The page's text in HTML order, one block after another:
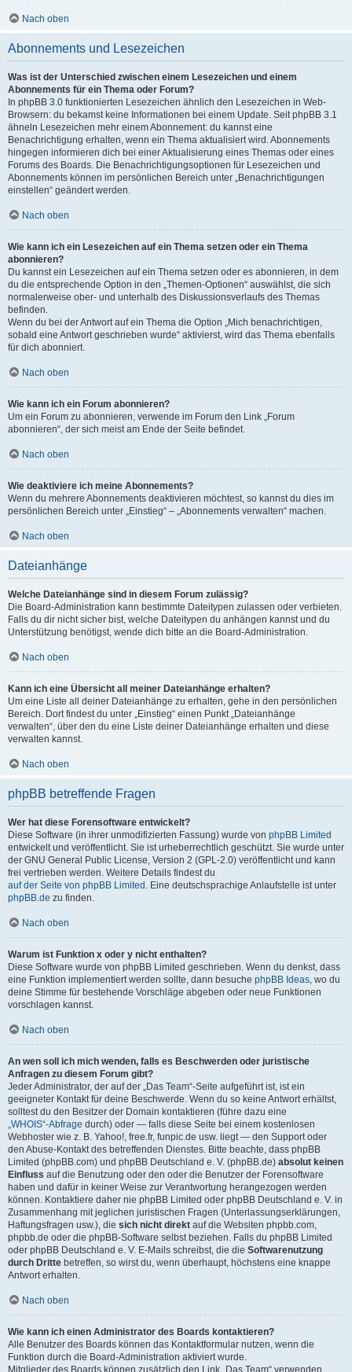
Nach oben
Abonnements und Lesezeichen
Was ist der Unterschied zwischen einem Lesezeichen und einem
Abonnements für ein Thema oder Forum?
In phpBB 3.0 funktionierten Lesezeichen ähnlich den Lesezeichen in Web-
Browsern: du bekamst keine Informationen bei einem Update. Seit phpBB 3.1
ähneln Lesezeichen mehr einem Abonnement: du kannst eine
Benachrichtigung erhalten, wenn ein Thema aktualisiert wird. Abonnements
hingegen informieren dich bei einer Aktualisierung eines Themas oder eines
Forums des Boards. Die Benachrichtigungsoptionen für Lesezeichen und
Abonnements können im persönlichen Bereich unter „Benachrichtigungen
einstellen“ geändert werden.
Nach oben
Wie kann ich ein Lesezeichen auf ein Thema setzen oder ein Thema
abonnieren?
Du kannst ein Lesezeichen auf ein Thema setzen oder es abonnieren, in dem
du die entsprechende Option in den „Themen-Optionen“ auswählst, die sich
normalerweise ober- und unterhalb des Diskussionsverlaufs des Themas
befinden.
Wenn du bei der Antwort auf ein Thema die Option „Mich benachrichtigen,
sobald eine Antwort geschrieben wurde“ aktivierst, wird das Thema ebenfalls
für dich abonniert.
Nach oben
Wie kann ich ein Forum abonnieren?
Um ein Forum zu abonnieren, verwende im Forum den Link „Forum
abonnieren“, der sich meist am Ende der Seite befindet.
Nach oben
Wie deaktiviere ich meine Abonnements?
Wenn du mehrere Abonnements deaktivieren möchtest, so kannst du dies im
persönlichen Bereich unter „Einstieg“ – „Abonnements verwalten“ machen.
Nach oben
Dateianhänge
Welche Dateianhänge sind in diesem Forum zulässig?
Die Board-Administration kann bestimmte Dateitypen zulassen oder verbieten.
Falls du dir nicht sicher bist, welche Dateitypen du anhängen kannst und du
Unterstützung benötigst, wende dich bitte an die Board-Administration.
Nach oben
Kann ich eine Übersicht all meiner Dateianhänge erhalten?
Um eine Liste all deiner Dateianhänge zu erhalten, gehe in den persönlichen
Bereich. Dort findest du unter „Einstieg“ einen Punkt „Dateianhänge
verwalten“, über den du eine Liste deiner Dateianhänge erhalten und diese
verwalten kannst.
Nach oben
phpBB betreffende Fragen
Wer hat diese Forensoftware entwickelt?
Diese Software (in ihrer unmodifizierten Fassung) wurde von phpBB Limited
entwickelt und veröffentlicht. Sie ist urheberrechtlich geschützt. Sie wurde unter
der GNU General Public License, Version 2 (GPL-2.0) veröffentlicht und kann
frei vertrieben werden. Weitere Details findest du
auf der Seite von phpBB Limited . Eine deutschsprachige Anlaufstelle ist unter
phpBB.de zu finden.
Nach oben
Warum ist Funktion x oder y nicht enthalten?
Diese Software wurde von phpBB Limited geschrieben. Wenn du denkst, dass
eine Funktion implementiert werden sollte, dann besuche phpBB Ideas, wo du
deine Stimme für bestehende Vorschläge abgeben oder neue Funktionen
vorschlagen kannst.
Nach oben
An wen soll ich mich wenden, falls es Beschwerden oder juristische
Anfragen zu diesem Forum gibt?
Jeder Administrator, der auf der „Das Team“-Seite aufgeführt ist, ist ein
geeigneter Kontakt für deine Beschwerde. Wenn du so keine Antwort erhältst,
solltest du den Besitzer der Domain kontaktieren (führe dazu eine
„WHOIS“-Abfrage durch) oder — falls diese Seite bei einem kostenlosen
Webhoster wie z. B. Yahoo!, free.fr, funpic.de usw. liegt — den Support oder
den Abuse-Kontakt des betreffenden Dienstes. Bitte beachte, dass phpBB
Limited (phpBB.com) und phpBB Deutschland e. V. (phpBB.de) absolut keinen
Einfluss auf die Benutzung oder den oder die Benutzer der Forensoftware
haben und dafür in keiner Weise zur Verantwortung herangezogen werden
können. Kontaktiere daher nie phpBB Limited oder phpBB Deutschland e. V. in
Zusammenhang mit jeglichen juristischen Fragen (Unterlassungserklärungen,
Haftungsfragen usw.), die sich nicht direkt auf die Websiten phpbb.com,
phpbb.de oder die phpBB-Software selbst beziehen. Falls du phpBB Limited
oder phpBB Deutschland e. V. E-Mails schreibst, die die Softwarenutzung
durch Dritte betreffen, so wirst du, wenn überhaupt, höchstens eine knappe
Antwort erhalten.
Nach oben
Wie kann ich einen Administrator des Boards kontaktieren?
Alle Benutzer des Boards können das Kontaktformular nutzen, wenn die
Funktion durch die Board-Administration aktiviert wurde.
Mitglieder des Boards können zusätzlich den Link „Das Team“ verwenden.